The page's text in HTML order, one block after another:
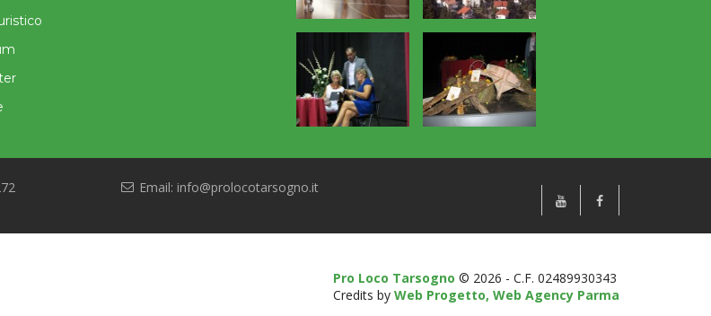
Email: info@prolocotarsogno.it
Pro Loco Tarsogno © 2026 - C.F. 02489930343
Credits by Web Progetto, Web Agency Parma